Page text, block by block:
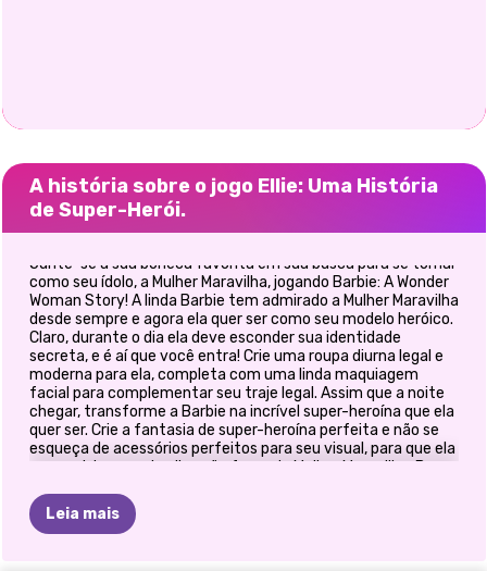
A história sobre o jogo Ellie: Uma História
de Super-Herói.
Junte-se à sua boneca favorita em sua busca para se tornar
como seu ídolo, a Mulher Maravilha, jogando Barbie: A Wonder
Woman Story! A linda Barbie tem admirado a Mulher Maravilha
desde sempre e agora ela quer ser como seu modelo heróico.
Claro, durante o dia ela deve esconder sua identidade
secreta, e é aí que você entra! Crie uma roupa diurna legal e
moderna para ela, completa com uma linda maquiagem
facial para complementar seu traje legal. Assim que a noite
chegar, transforme a Barbie na incrível super-heroína que ela
quer ser. Crie a fantasia de super-heroína perfeita e não se
esqueça de acessórios perfeitos para seu visual, para que ela
possa obter aquela vibração feroz da Mulher Maravilha. Bom
Divirta-se jogando Barbie: Uma História da Mulher Maravilha!
Leia mais